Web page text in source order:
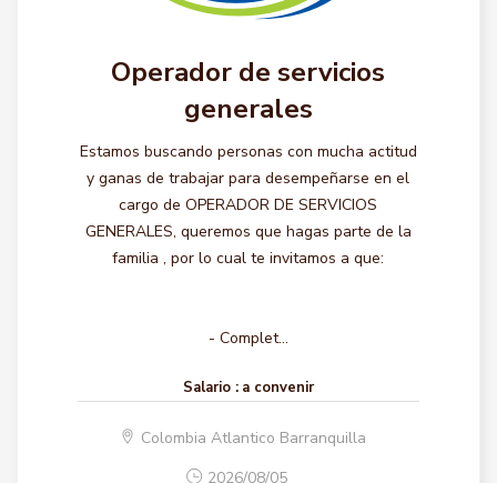
Operador de servicios
generales
Estamos buscando personas con mucha actitud
y ganas de trabajar para desempeñarse en el
cargo de OPERADOR DE SERVICIOS
GENERALES, queremos que hagas parte de la
familia , por lo cual te invitamos a que:
- Complet...
Salario : a convenir
Colombia Atlantico Barranquilla
2026/08/05